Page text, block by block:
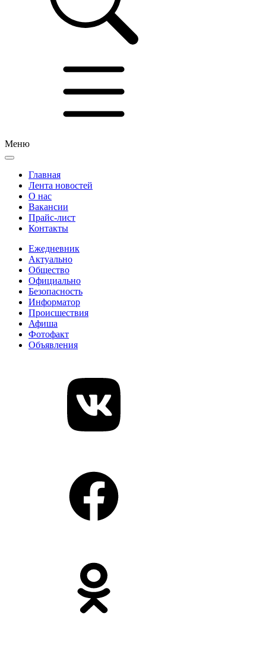
Меню
Главная
Лента новостей
О нас
Вакансии
Прайс-лист
Контакты
Ежедневник
Актуально
Общество
Официально
Безопасность
Информатор
Происшествия
Афиша
Фотофакт
Объявления